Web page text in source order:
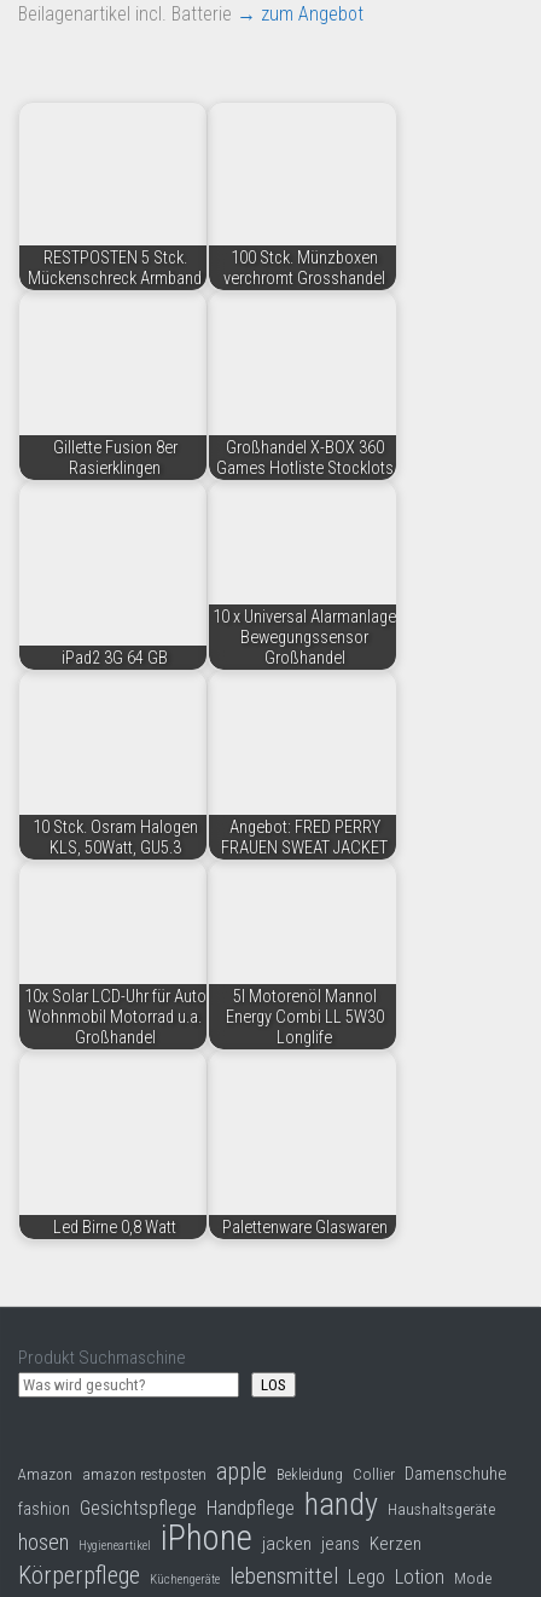
Beilagenartikel incl. Batterie → zum Angebot
RESTPOSTEN 5 Stck.
Mückenschreck Armband
100 Stck. Münzboxen
verchromt Grosshandel
Gillette Fusion 8er
Rasierklingen
Großhandel X-BOX 360
Games Hotliste Stocklots
iPad2 3G 64 GB
10 x Universal Alarmanlage
Bewegungssensor
Großhandel
10 Stck. Osram Halogen
KLS, 50Watt, GU5.3
Angebot: FRED PERRY
FRAUEN SWEAT JACKET
10x Solar LCD-Uhr für Auto
Wohnmobil Motorrad u.a.
Großhandel
5l Motorenöl Mannol
Energy Combi LL 5W30
Longlife
Led Birne 0,8 Watt Palettenware Glaswaren
Produkt Suchmaschine
LOS
Amazon amazon restposten apple Bekleidung Collier Damenschuhe
fashion Gesichtspflege Handpflege handy Haushaltsgeräte
hosen Hygieneartikel iPhone jacken jeans Kerzen
Körperpflege Küchengeräte lebensmittel Lego Lotion Mode